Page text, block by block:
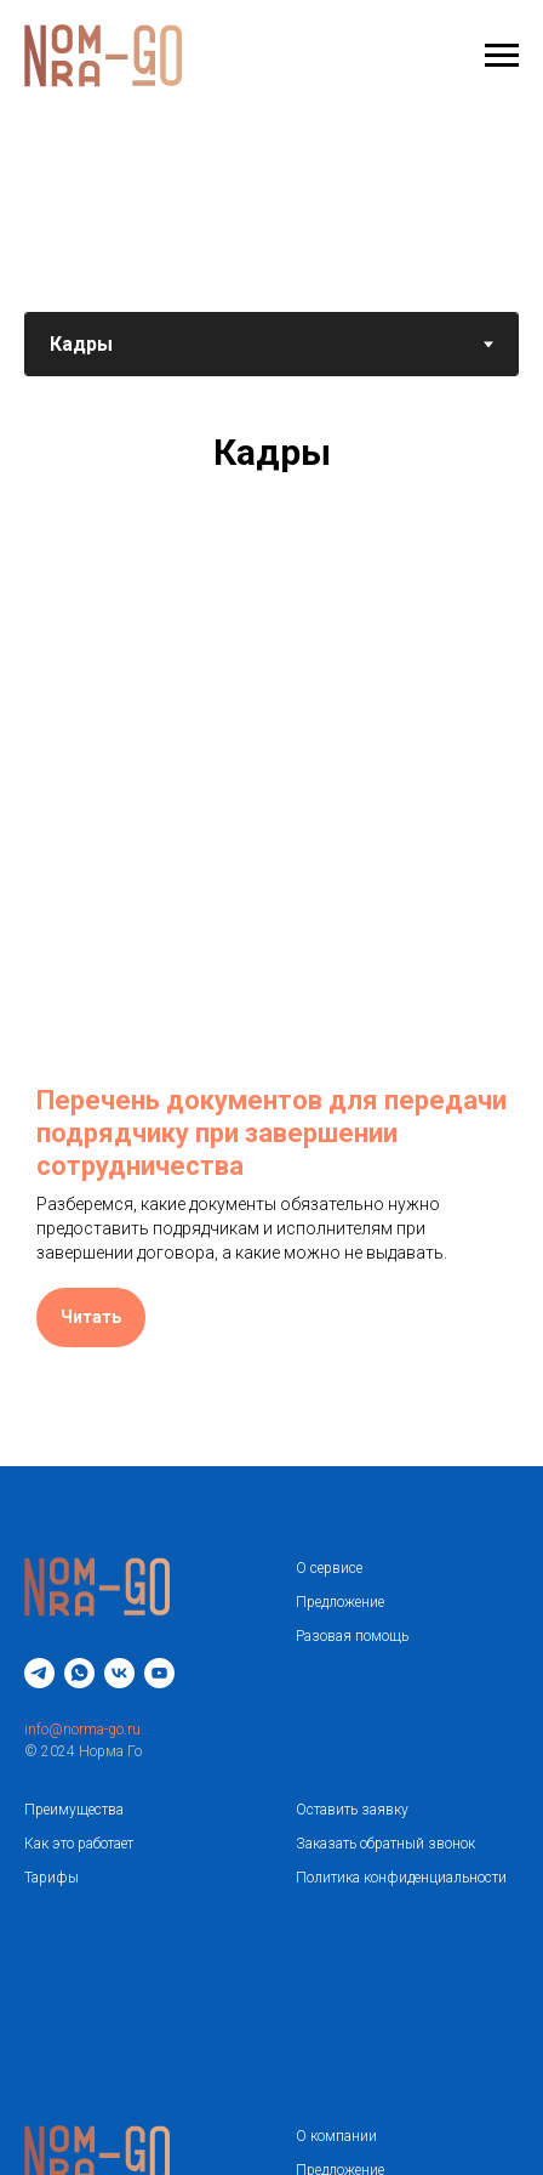
Кадры
Перечень документов для передачи
подрядчику при завершении
сотрудничества
Разберемся, какие документы обязательно нужно
предоставить подрядчикам и исполнителям при
завершении договора, а какие можно не выдавать.
Читать
info@norma-go.ru
© 2024 Норма Го
О сервисе
Предложение
Разовая помощь
Преимущества
Как это работает
Тарифы
Оставить заявку
Заказать обратный звонок
Политика конфиденциальности
О компании
Предложение